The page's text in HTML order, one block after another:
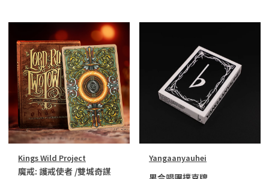
Kings Wild Project
魔戒: 護戒使者 /雙城奇謀
Yangaanyauhei